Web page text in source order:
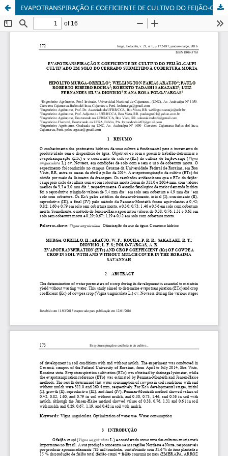
EVAPOTRANSPIRAÇÃO E COEFICIENTE DE CULTIVO DO FEIJÃO-CAUPI CULTIVADO EM SOLO DO CERRADO SUBMETIDO À COBERTURA MORTA